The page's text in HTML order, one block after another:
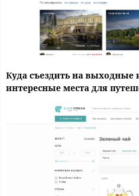
Куда съездить на выходные
интересные места для